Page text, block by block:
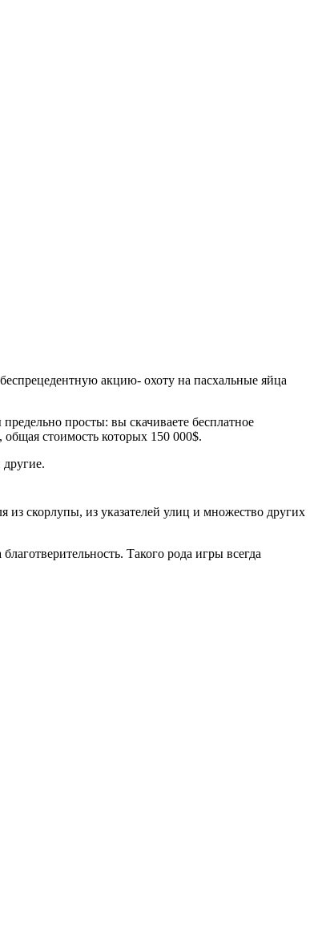
акцию- охоту на пасхальные яйца
просты: вы скачиваете бесплатное
стоимость которых 150 000$.
из скорлупы, из указателей улиц и множество других
Такого рода игры всегда